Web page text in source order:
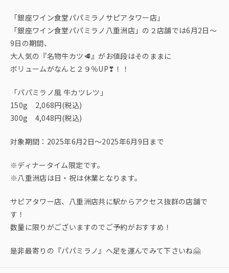
「銀座ワイン食堂パパミラノサピアタワー店」
「銀座ワイン食堂パパミラノ八重洲店」の２店舗では6月2日〜
9日の期間、
大人気の『名物牛カツ🥩』がお値段はそのままに
ボリュームがなんと２９％UP❣！！
「パパミラノ風 牛カツレツ」
150g 2,068円(税込)
300g 4,048円(税込)
対象期間：2025年6月2日〜2025年6月9日まで
※ディナータイム限定です。
※八重洲店は日・祝は休業となります。
サピアタワー店、八重洲店共に駅からアクセス抜群の店舗で
す！
数量に限りがございますのでご予約がおすすめ！
是非最寄りの『パパミラノ』へ足を運んでみて下さいね🤗